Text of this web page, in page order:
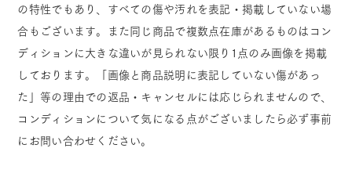
の特性でもあり、すべての傷や汚れを表記・掲載していない場
合もございます。また同じ商品で複数点在庫があるものはコン
ディションに大きな違いが見られない限り1点のみ画像を掲載
しております。「画像と商品説明に表記していない傷があっ
た」等の理由での返品・キャンセルには応じられませんので、
コンディションについて気になる点がございましたら必ず事前
にお問い合わせください。